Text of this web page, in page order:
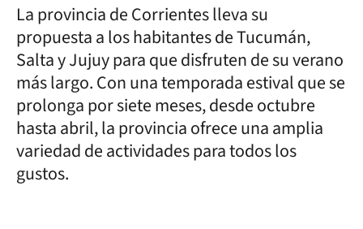
La provincia de Corrientes lleva su
propuesta a los habitantes de Tucumán,
Salta y Jujuy para que disfruten de su verano
más largo. Con una temporada estival que se
prolonga por siete meses, desde octubre
hasta abril, la provincia ofrece una amplia
variedad de actividades para todos los
gustos.